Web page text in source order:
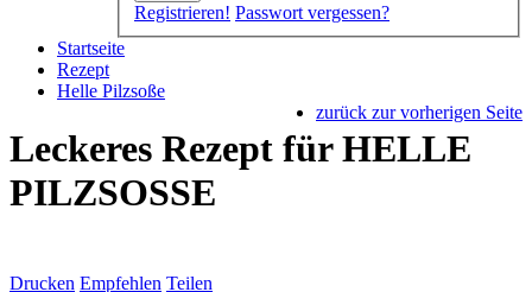
Registrieren! Passwort vergessen?
Startseite
Rezept
Helle Pilzsoße
zurück zur vorherigen Seite
Leckeres Rezept fürHELLE
PILZSOSSE
Drucken Empfehlen Teilen